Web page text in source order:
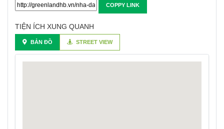
COPPY LINK
TIỆN ÍCH XUNG QUANH
BẢN ĐỒ STREET VIEW